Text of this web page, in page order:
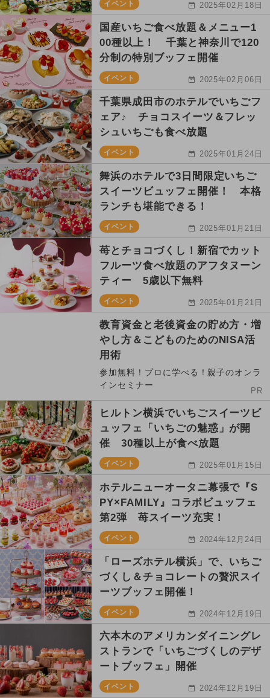
イベント 2025年02月18日
国産いちご食べ放題＆メニュー1
00種以上！ 千葉と神奈川で120
分制の特別ブッフェ開催
イベント 2025年02月06日
千葉県成田市のホテルでいちごフ
ェア♪ チョコスイーツ＆フレッ
シュいちごも食べ放題
イベント 2025年01月24日
舞浜のホテルで3日間限定いちご
スイーツビュッフェ開催！ 本格
ランチも堪能できる！
イベント 2025年01月21日
苺とチョコづくし！新宿でカット
フルーツ食べ放題のアフタヌーン
ティー 5歳以下無料
イベント 2025年01月21日
教育資金と老後資金の貯め方・増
やし方＆こどものためのNISA活
用術
参加無料！プロに学べる！親子のオンラ
インセミナー
PR
ヒルトン横浜でいちごスイーツビ
ュッフェ「いちごの魅惑」が開
催 30種以上が食べ放題
イベント 2025年01月15日
ホテルニューオータニ幕張で『S
PY×FAMILY』コラボビュッフェ
第2弾 苺スイーツ充実！
イベント 2024年12月24日
「ローズホテル横浜」で、いちご
づくし＆チョコレートの贅沢スイ
ーツブッフェ開催！
イベント 2024年12月19日
六本木のアメリカンダイニングレ
ストランで「いちごづくしのデザ
ートブッフェ」開催
イベント 2024年12月19日